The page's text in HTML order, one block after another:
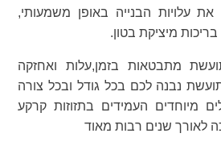
את עלויות הבנייה באופן משמעותי,
מיציקת בטון.
מתבטאות בזמן,עלות ואחזקה
נבנה לכם בכל גודל ובכל צורה
מיוחדים העמידים בתזוזות קרקע
לאורך שנים רבות מאוד